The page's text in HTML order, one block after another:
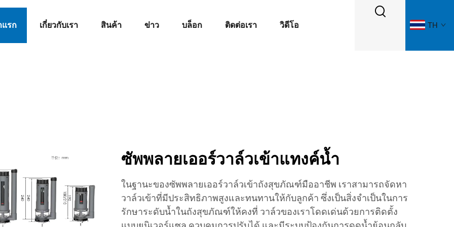
รก เกี่ยวกับเรา สินค้า ข่าว บล็อก ติดต่อเรา วิดีโอ TH
ซัพพลายเออร์วาล์วเข้าแทงค์น้ำ
ในฐานะของซัพพลายเออร์วาล์วเข้าถังสุขภัณฑ์มืออาชีพ เราสามารถจัดหา
วาล์วเข้าที่มีประสิทธิภาพสูงและทนทานให้กับลูกค้า ซึ่งเป็นสิ่งจำเป็นในการ
รักษาระดับน้ำในถังสุขภัณฑ์ให้คงที่ วาล์วของเราโดดเด่นด้วยการติดตั้ง